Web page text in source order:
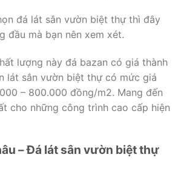
đá lát sân vườn biệt thự thì đây
đầu mà bạn nên xem xét.
lượng này đá bazan có giá thành
lát sân vườn biệt thự có mức giá
– 800.000 đồng/m2. Mang đến
cho những công trình cao cấp hiện
– Đá lát sân vườn biệt thự